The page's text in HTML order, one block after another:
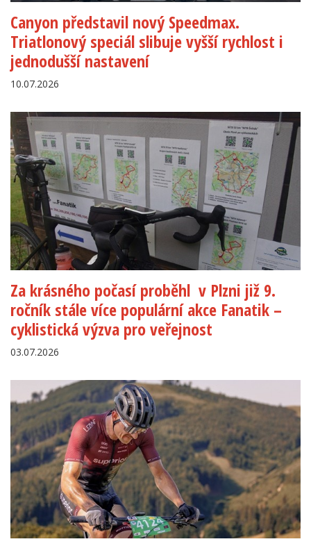
Canyon představil nový Speedmax.
Triatlonový speciál slibuje vyšší rychlost i
jednodušší nastavení
10.07.2026
Za krásného počasí proběhl v Plzni již 9.
ročník stále více populární akce Fanatik –
cyklistická výzva pro veřejnost
03.07.2026